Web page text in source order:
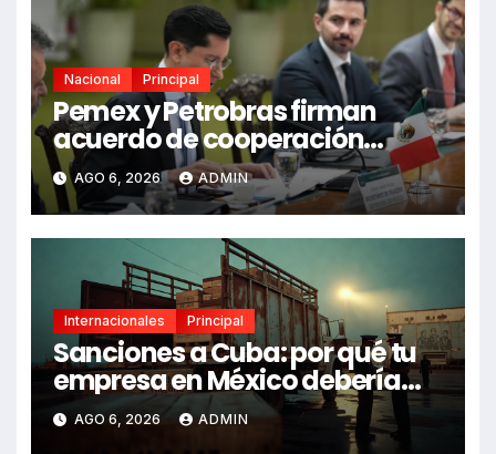
Nacional Principal
Pemex y Petrobras firman
acuerdo de cooperación
bilateral en Brasilia
AGO 6, 2026 ADMIN
Internacionales Principal
Sanciones a Cuba: por qué tu
empresa en México debería
revisarlas
AGO 6, 2026 ADMIN